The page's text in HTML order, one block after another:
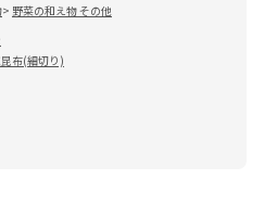
野菜の和え物 その他
布(細切り)